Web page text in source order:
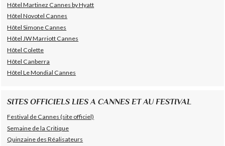
Hôtel Martinez Cannes by Hyatt
Hôtel Novotel Cannes
Hôtel Simone Cannes
Hôtel JW Marriott Cannes
Hôtel Colette
Hôtel Canberra
Hôtel Le Mondial Cannes
SITES OFFICIELS LIES A CANNES ET AU FESTIVAL
Festival de Cannes (site officiel)
Semaine de la Critique
Quinzaine des Réalisateurs